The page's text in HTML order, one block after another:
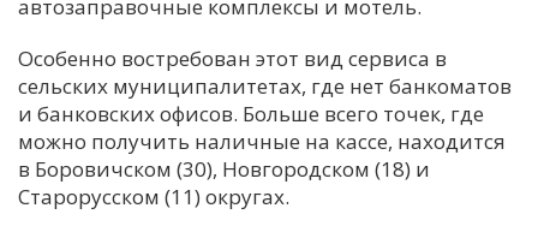
автозаправочные комплексы и мотель.
Особенно востребован этот вид сервиса в
сельских муниципалитетах, где нет банкоматов
и банковских офисов. Больше всего точек, где
можно получить наличные на кассе, находится
в Боровичском (30), Новгородском (18) и
Старорусском (11) округах.